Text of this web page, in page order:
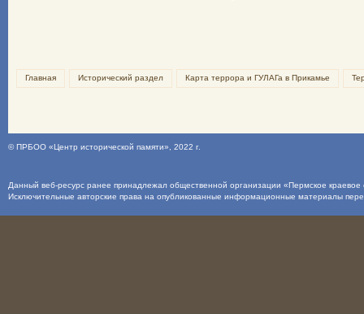
Главная Исторический раздел Карта террора и ГУЛАГа в Прикамье
©ПРБОО «Центр исторической памяти» , 2022 г.
Данный веб-ресурс ранее принадлежал общественной организации «Пермское
Исключительные авторские права на опубликованные информационные материалы